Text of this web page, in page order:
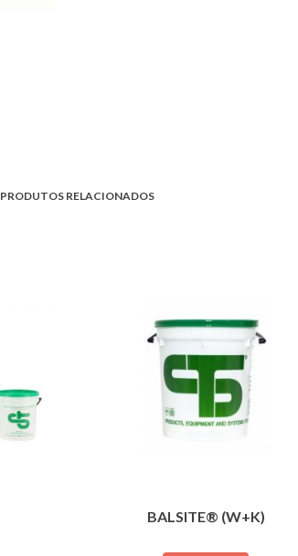
PRODUTOS RELACIONADOS
BALSITE® (W+K)